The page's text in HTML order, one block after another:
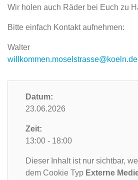
Wir holen auch Räder bei Euch zu
Bitte einfach Kontakt aufnehmen:
Walter
willkommen.moselstrasse@koeln.de
Datum:
23.06.2026
Zeit:
13:00 - 18:00
Dieser Inhalt ist nur sichtbar,
dem Cookie Typ Externe